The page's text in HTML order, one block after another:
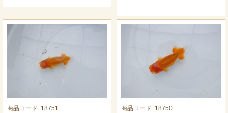
商品コード: 18751 商品コード: 18750